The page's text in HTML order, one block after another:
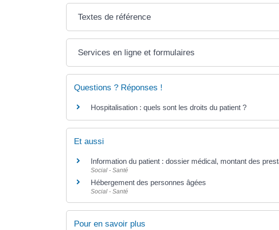
Textes de référence
Services en ligne et formulaires
Questions ? Réponses !
Hospitalisation : quels sont les droits du patient ?
Et aussi
Information du patient : dossier médical, montant des
Social - Santé
Hébergement des personnes âgées
Social - Santé
Pour en savoir plus